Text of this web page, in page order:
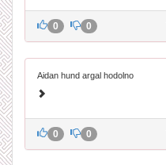
0 0
Aidan hund argal hodolno
0 0